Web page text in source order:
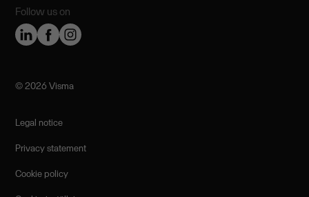
Follow us on
©️ 2026 Visma
Legal notice
Privacy statement
Cookie policy